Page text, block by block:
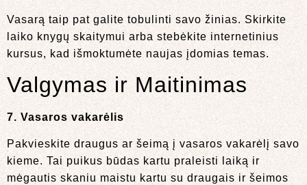
Vasarą taip pat galite tobulinti savo žinias. Skirkite
laiko knygų skaitymui arba stebėkite internetinius
kursus, kad išmoktumėte naujas įdomias temas.
Valgymas ir Maitinimas
7. Vasaros vakarėlis
Pakvieskite draugus ar šeimą į vasaros vakarėlį savo
kieme. Tai puikus būdas kartu praleisti laiką ir
mėgautis skaniu maistu kartu su draugais ir šeimos